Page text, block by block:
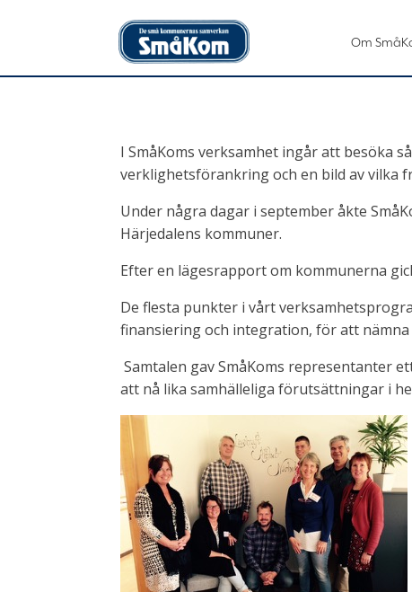
Om
I SmåKoms verksamhet ingår att besöka
verklighetsförankring och en bild av vilka
Under några dagar i september åkte
Härjedalens kommuner.
Efter en lägesrapport om kommunerna
De flesta punkter i vårt
finansiering och integration, för att nämna
Samtalen gav SmåKoms representanter
att nå lika samhälleliga förutsättningar i